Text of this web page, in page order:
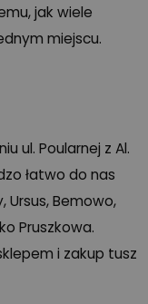
jak wiele
miejscu.
ul. Poularnej z Al.
łatwo do nas
Ursus, Bemowo,
Pruszkowa.
i zakup tusz